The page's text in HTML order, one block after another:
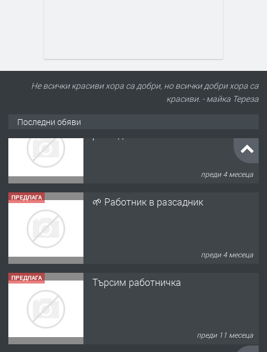
Не всички красиви хора са добри, но всички добри хора са
красиви. - майка Тереза
Последни обяви
ПРЕДЛАГА
преди 4 месеца
ПРЕДЛАГА
ПРЕДЛАГА